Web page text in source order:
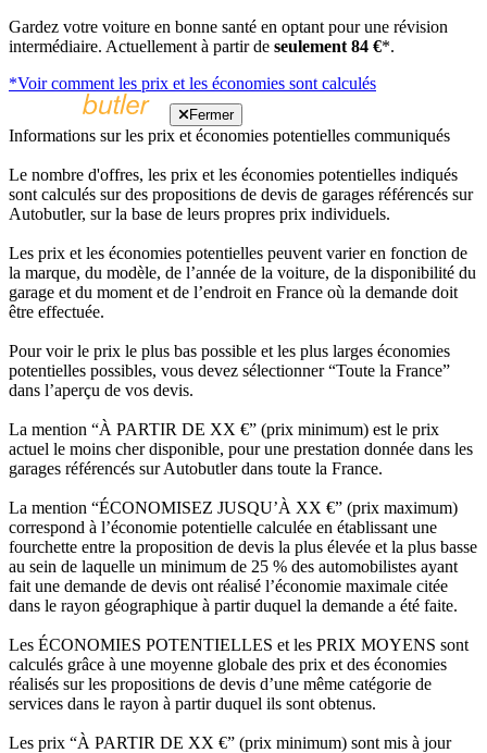
Gardez votre voiture en bonne santé en optant pour une révision
intermédiaire. Actuellement à partir de seulement 84 €*.
*Voir comment les prix et les économies sont calculés
Fermer
Informations sur les prix et économies potentielles communiqués
Le nombre d'offres, les prix et les économies potentielles indiqués
sont calculés sur des propositions de devis de garages référencés sur
Autobutler, sur la base de leurs propres prix individuels.
Les prix et les économies potentielles peuvent varier en fonction de
la marque, du modèle, de l’année de la voiture, de la disponibilité du
garage et du moment et de l’endroit en France où la demande doit
être effectuée.
Pour voir le prix le plus bas possible et les plus larges économies
potentielles possibles, vous devez sélectionner “Toute la France”
dans l’aperçu de vos devis.
La mention “À PARTIR DE XX €” (prix minimum) est le prix
actuel le moins cher disponible, pour une prestation donnée dans les
garages référencés sur Autobutler dans toute la France.
La mention “ÉCONOMISEZ JUSQU’À XX €” (prix maximum)
correspond à l’économie potentielle calculée en établissant une
fourchette entre la proposition de devis la plus élevée et la plus basse
au sein de laquelle un minimum de 25 % des automobilistes ayant
fait une demande de devis ont réalisé l’économie maximale citée
dans le rayon géographique à partir duquel la demande a été faite.
Les ÉCONOMIES POTENTIELLES et les PRIX MOYENS sont
calculés grâce à une moyenne globale des prix et des économies
réalisés sur les propositions de devis d’une même catégorie de
services dans le rayon à partir duquel ils sont obtenus.
Les prix “À PARTIR DE XX €” (prix minimum) sont mis à jour